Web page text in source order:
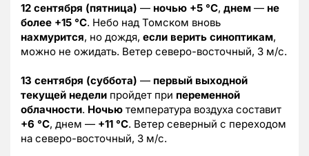
12 сентября (пятница) — ночью +5 °C, днем — не
более +15 °C. Небо над Томском вновь
нахмурится, но дождя, если верить синоптикам,
можно не ожидать. Ветер северо-восточный, 3 м/с.
13 сентября (суббота) — первый выходной
текущей недели пройдет при переменной
облачности. Ночью температура воздуха составит
+6 °C, днем — +11 °C. Ветер северный с переходом
на северо-восточный, 3 м/с.